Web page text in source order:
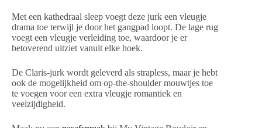
Met een kathedraal sleep voegt deze jurk een vleugje
drama toe terwijl je door het gangpad loopt. De lage rug
voegt een vleugje verleiding toe, waardoor je er
betoverend uitziet vanuit elke hoek.
De Claris-jurk wordt geleverd als strapless, maar je hebt
ook de mogelijkheid om op-the-shoulder mouwtjes toe
te voegen voor een extra vleugje romantiek en
veelzijdigheid.